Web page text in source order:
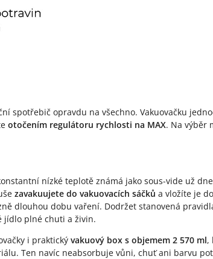
spotřebič opravdu na všechno. Vakuovačku
otočením regulátoru rychlosti na MAX. Na výběr
nízké teplotě známá jako sous-vide už
zavakuujete do vakuovacích sáčků a vložíte je
dlouhou dobu vaření. Dodržet stanovená
jídlo plné chuti a živin.
i praktický vakuový box s objemem 2 570 ml,
Ten navíc neabsorbuje vůni, chuť ani barvu